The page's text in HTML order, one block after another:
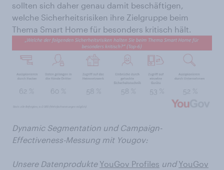
sollten sich daher genau damit beschäftigen,
welche Sicherheitsrisiken ihre Zielgruppe beim
Thema Smart Home für besonders kritisch hält.
Dynamic Segmentation und Campaign-
Effectiveness-Messung mit Yougov:
Unsere Datenprodukte YouGov Profiles undYouGov